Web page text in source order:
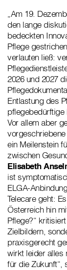
„Am 19.
den lange
bedeckten
Pflege
verlauten ließ:
2026 und 2027
Entlastung des
pflegebedürftige
Vor allem aber
ein Meilenstein
zwischen
Elisabeth
ist
ELGA-
Telecare geht:
Österreich hin
Pflege?“
Zielbildern,
praxisgerecht
wirkt leider alles
für die Zukunft“,